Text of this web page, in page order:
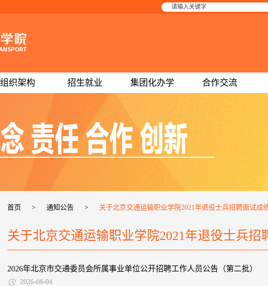
组织架构 招生就业 集团化办学 合作交流
首页 > 通知公告 > 关于北京交通运输职业学院2021年退役士兵招聘面试成
关于北京交通运输职业学院2021年退役士兵招
2026年北京市交通委员会所属事业单位公开招聘工作人员公告（第二批）
2026-08-04